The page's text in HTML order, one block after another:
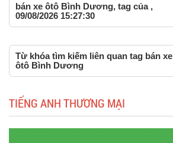
bán xe ôtô Bình Dương, tag của ,
09/08/2026 15:27:30
Từ khóa tìm kiếm liên quan tag bán xe
ôtô Bình Dương
TIẾNG ANH THƯƠNG MẠI